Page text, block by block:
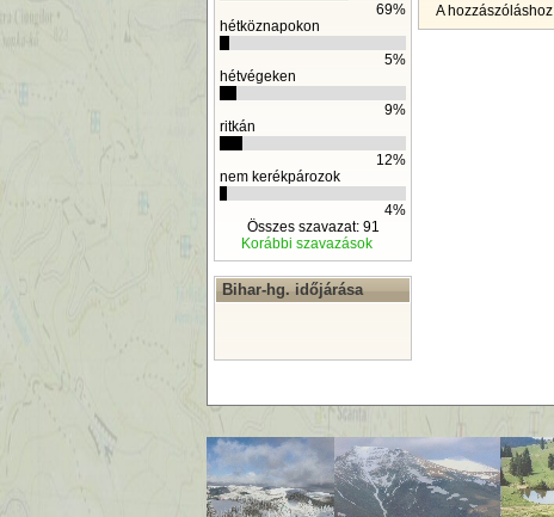
69%
hétköznapokon
5%
hétvégeken
9%
ritkán
12%
nem kerékpározok
4%
Összes szavazat: 91
Korábbi szavazások
Bihar-hg. időjárása
A hozzászóláshoz